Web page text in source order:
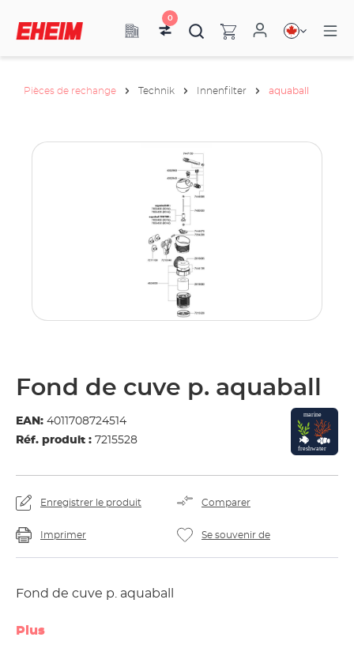
0
Pièces de rechange Technik Innenfilter aquaball
Fond de cuve p. aquaball
EAN: 4011708724514
Réf. produit : 7215528
Enregistrer le produit Comparer
Imprimer Se souvenir de
Fond de cuve p. aquaball
Plus